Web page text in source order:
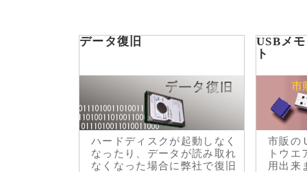
データ復旧
ハードディスクが起動しなく
なったり、データが読み取れ
なくなった場合に弊社で復旧
USBメ
市販の
トウ
用出来